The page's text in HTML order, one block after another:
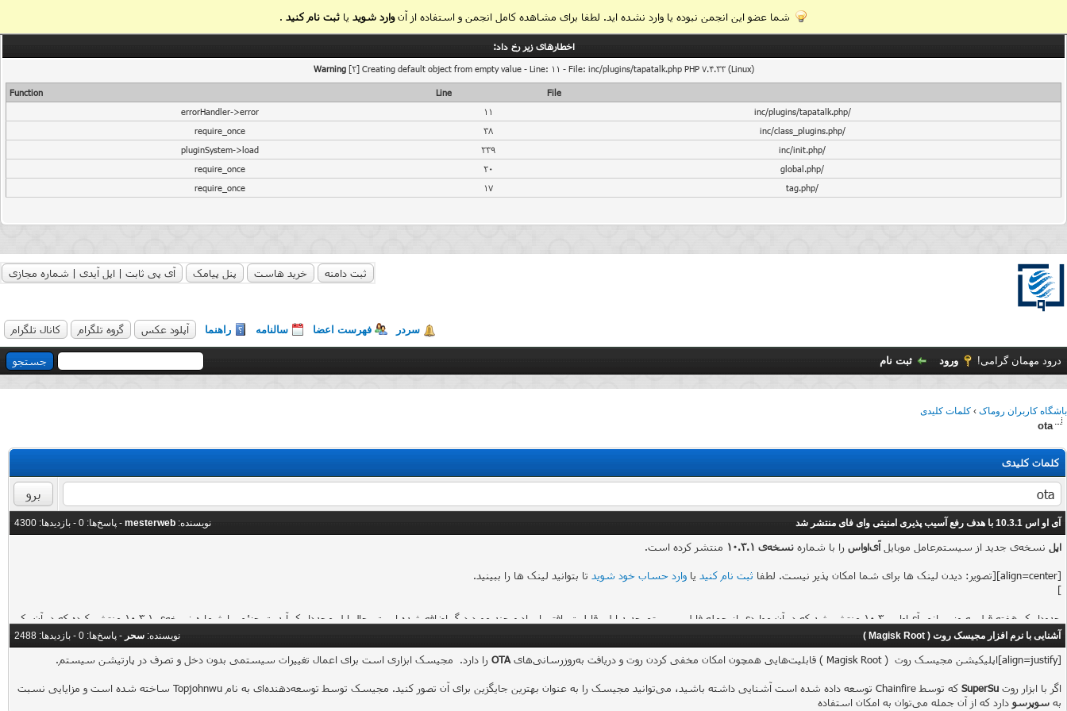
شما عضو این انجمن نبوده یا وارد نشده اید. لطفا برای مشاهده کامل انجمن و استفاده از آنوارد شوید یاثبت نام کنید .
اخطار‌های زیر رخ داد:
Warning[2] Creating default object from empty value - Line: 11 - File: inc/plugins/tapatalk.php PHP 7.4.33 (Linux)
File
Line
Function
/inc/plugins/tapatalk.php
11
errorHandler->error
/inc/class_plugins.php
38
require_once
/inc/init.php
239
pluginSystem->load
/global.php
20
require_once
/tag.php
17
require_once
ثبت دامنه خرید هاست پنل پیامک آی پی ثابت | اپل آیدی | شماره مجازی
سردر فهرست اعضا سالنامه راهنما آپلود عکس گروه تلگرام کانال تلگرام
درود مهمان گرامی! ورود ثبت نام
باشگاه کاربران روماک › کلمات کلیدی
ota
کلمات کلیدی
نویسنده: mesterweb - پاسخ‌ها: 0 - بازدید‌ها: 4300 آی او اس 10.3.1 با هدف رفع آسیب پذیری امنیتی وای فای منتشر شد
اپل نسخه‌ی جدید از سیستم‌عامل موبایل آی‌اواس را با شماره‌ نسخه‌ی ۱۰.۳.۱ منتشر کرده است.
[align=center][تصویر: دیدن لینک ها برای شما امکان پذیر نیست. لطفا ثبت نام کنید یا وارد حساب خود شوید تا بتوانید لینک ها را ببینید.
]
حدودا یک هفته قبل به‌روزرسانی آی‌اواس ۱۰.۳ منتشر شد که در آن مواردی از جمله فایل سیستم جدید اپل، قابلیت یافتن ایرپاد و چند مورد دیگر اضافه شده است. حال اپل مجددا یک آپدیت جزئی با شماره‌ نسخه‌ی ۱۰.۳.۱ منتشر کرده که در آن یک
سری از باگ‌هایی که در نسخه‌ی ۱۰.۳ آی‌اواس وجود داشت، رفع شده است.
هم‌اکنون
نویسنده: سحر - پاسخ‌ها: 0 - بازدید‌ها: 2488 آشنایی با نرم افزار مجیسک روت ( Magisk Root )
[align=justify]اپلیکیشن مجیسک روت ( Magisk Root ) قابلیت‌هایی همچون امکان مخفی کردن روت و دریافت به‌روزرسانی‌های OTA را دارد. مجیسک ابزاری است برای اعمال تغییرات سیستمی بدون دخل و تصرف در پارتیشن سیستم.
اگر با ابزار روت SuperSu
که توسط Chainfire توسعه داده شده است آشنایی داشته باشید، می‌توانید مجیسک را به عنوان بهترین جایگزین برای آن تصور کنید. مجیسک توسط توسعه‌دهنده‌ای به نام Topjohnwu ساخته شده است و مزایایی نسبت
به سوپرسو دارد که از آن جمله می‌توان به امکان استفاده